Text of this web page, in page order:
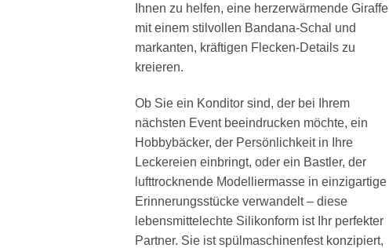
Ihnen zu helfen, eine herzerwärmende Giraffe
mit einem stilvollen Bandana-Schal und
markanten, kräftigen Flecken-Details zu
kreieren.
Ob Sie ein Konditor sind, der bei Ihrem
nächsten Event beeindrucken möchte, ein
Hobbybäcker, der Persönlichkeit in Ihre
Leckereien einbringt, oder ein Bastler, der
lufttrocknende Modelliermasse in einzigartige
Erinnerungsstücke verwandelt – diese
lebensmittelechte Silikonform ist Ihr perfekter
Partner. Sie ist spülmaschinenfest konzipiert,